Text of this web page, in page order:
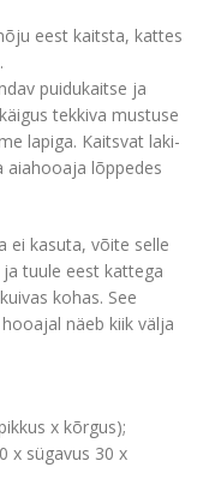
eest kaitsta, kattes
puidukaitse ja
tekkiva mustuse
lapiga. Kaitsvat laki-
aiahooaja lõppedes
ei kasuta, võite selle
tuule eest kattega
kohas. See
näeb kiik välja
x kõrgus);
x sügavus 30 x